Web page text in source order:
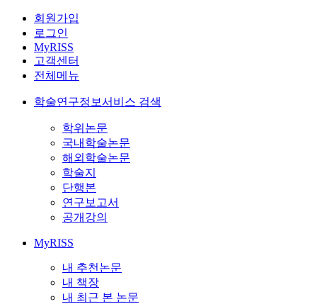
회원가입
로그인
MyRISS
고객센터
전체메뉴
학술연구정보서비스 검색
학위논문
국내학술논문
해외학술논문
학술지
단행본
연구보고서
공개강의
MyRISS
내 추천논문
내 책장
내 최근 본 논문